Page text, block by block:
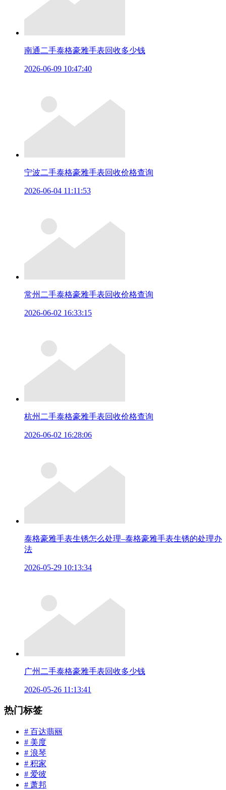
南通二手泰格豪雅手表回收多少钱
2026-06-09 10:47:40
宁波二手泰格豪雅手表回收价格查询
2026-06-04 11:11:53
常州二手泰格豪雅手表回收价格查询
2026-06-02 16:33:15
杭州二手泰格豪雅手表回收价格查询
2026-06-02 16:28:06
泰格豪雅手表生锈怎么处理–泰格豪雅手表生锈的处理办
法
2026-05-29 10:13:34
广州二手泰格豪雅手表回收多少钱
2026-05-26 11:13:41
热门标签
# 百达翡丽
# 美度
# 浪琴
# 积家
# 爱彼
# 萧邦